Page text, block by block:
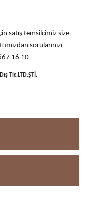
satış temsilcimiz size
sorularınızı
16 10
Tic.LTD.ŞTİ.